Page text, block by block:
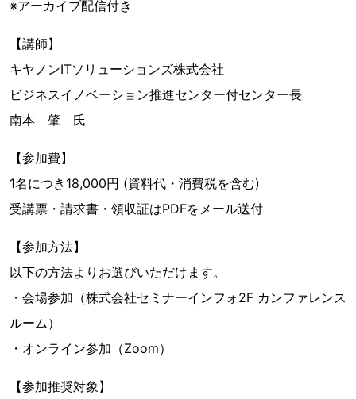
※アーカイブ配信付き
【講師】
キヤノンITソリューションズ株式会社
ビジネスイノベーション推進センター付センター長
南本 肇 氏
【参加費】
1名につき18,000円 (資料代・消費税を含む)
受講票・請求書・領収証はPDFをメール送付
【参加方法】
以下の方法よりお選びいただけます。
・会場参加（株式会社セミナーインフォ2F カンファレンス
ルーム）
・オンライン参加（Zoom）
【参加推奨対象】